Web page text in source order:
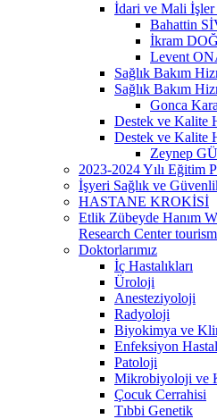
İdari ve Mali
Bahattin
İkram
Levent
Sağlık Bakım
Sağlık Bakım
Gonca
Destek ve Kalite
Destek ve Kalite
Zeynep
2023-2024 Yılı Eğitim
İşyeri Sağlık ve
HASTANE KROKİSİ
Etlik Zübeyde Hanım
Research Center
Doktorlarımız
İç Hastalıkları
Üroloji
Anesteziyoloji
Radyoloji
Biyokimya ve
Enfeksiyon
Patoloji
Mikrobiyoloji ve
Çocuk Cerrahisi
Tıbbi Genetik